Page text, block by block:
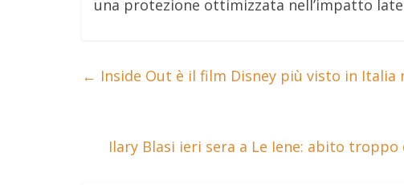
una protezione ottimizzata nell’impatto
← Inside Out è il film Disney più visto in Italia
Ilary Blasi ieri sera a Le Iene: abito